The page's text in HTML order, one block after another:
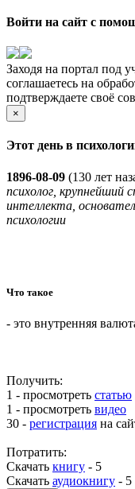
Войти на сайт с
Заходя на портал под
соглашаетесь на
подтверждаете своё
×
Этот день в
1896-08-09 (130 лет
психолог, крупнейший
интеллекта,
психологии
Что такое
- это внутренняя
Получить:
1 - просмотреть статью
1 - просмотреть видео
30 - регистрация на
Потратить:
Скачать книгу - 5
Скачать аудиокнигу - 5